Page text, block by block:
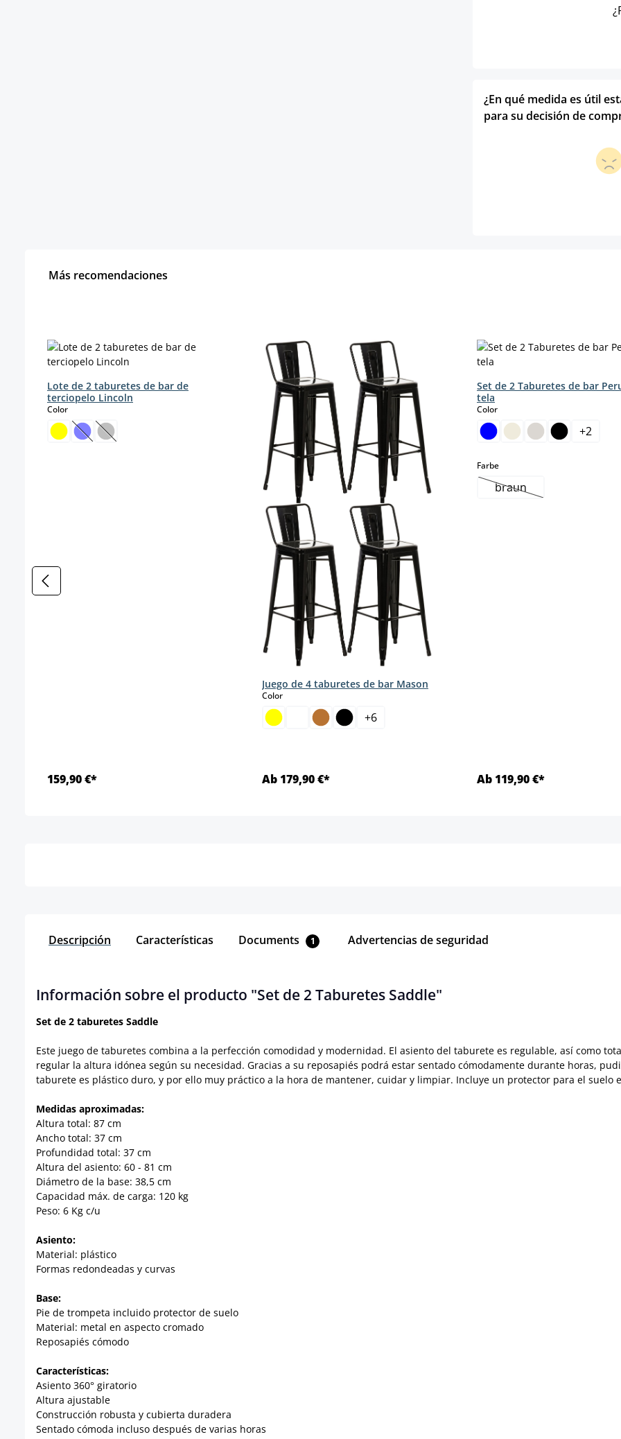
¿En qué medida es útil
para su decisión de
Más recomendaciones
Lote de 2 taburetes de bar de
terciopelo Lincoln
Colorselect
(Esta opción no está disponible en este momento.)
(Esta opción no está disponible en este momento.)
159,90 €*
Juego de 4 taburetes de bar Mason
Colorselect
+6
Ab 179,90 €*
Set de 2 Taburetes de bar
tela
Colorselect
+2
Farbeselect
braun(Esta opción no está
Ab 119,90 €*
Descripción Características Documents 1 Advertencias de seguridad
Información sobre el producto "Set de 2 Taburetes Saddle"
Set de 2 taburetes Saddle
Este juego de taburetes combina a la perfección comodidad y modernidad. El asiento del taburete es regulable, así como
regular la altura idónea según su necesidad. Gracias a su reposapiés podrá estar sentado cómodamente durante horas,
taburete es plástico duro, y por ello muy práctico a la hora de mantener, cuidar y limpiar. Incluye un protector para el suelo
Medidas aproximadas:
Altura total: 87 cm
Ancho total: 37 cm
Profundidad total: 37 cm
Altura del asiento: 60 - 81 cm
Diámetro de la base: 38,5 cm
Capacidad máx. de carga: 120 kg
Peso: 6 Kg c/u
Asiento:
Material: plástico
Formas redondeadas y curvas
Base:
Pie de trompeta incluido protector de suelo
Material: metal en aspecto cromado
Reposapiés cómodo
Características:
Asiento 360° giratorio
Altura ajustable
Construcción robusta y cubierta duradera
Sentado cómoda incluso después de varias horas